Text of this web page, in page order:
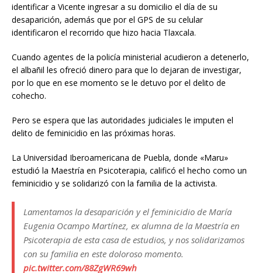
identificar a Vicente ingresar a su domicilio el día de su
desaparición, además que por el GPS de su celular
identificaron el recorrido que hizo hacia Tlaxcala.
Cuando agentes de la policía ministerial acudieron a detenerlo,
el albañil les ofreció dinero para que lo dejaran de investigar,
por lo que en ese momento se le detuvo por el delito de
cohecho.
Pero se espera que las autoridades judiciales le imputen el
delito de feminicidio en las próximas horas.
La Universidad Iberoamericana de Puebla, donde «Maru»
estudió la Maestría en Psicoterapia, calificó el hecho como un
feminicidio y se solidarizó con la familia de la activista.
Lamentamos la desaparición y el feminicidio de María
Eugenia Ocampo Martínez, ex alumna de la Maestría en
Psicoterapia de esta casa de estudios, y nos solidarizamos
con su familia en este doloroso momento.
pic.twitter.com/88ZgWR69wh